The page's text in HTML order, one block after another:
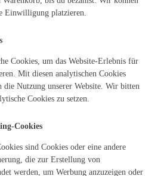
Einwilligung platzieren.
Cookies, um das Website-Erlebnis für
Mit diesen analytischen Cookies
Nutzung unserer Website. Wir bitten
Cookies zu setzen.
Cookies
sind Cookies oder eine andere
die zur Erstellung von
werden, um Werbung anzuzeigen oder